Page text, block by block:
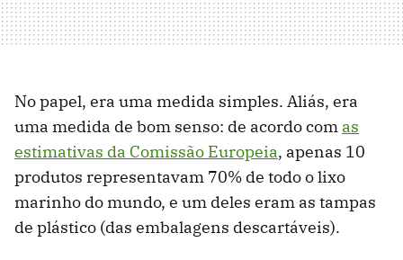
No papel, era uma medida simples. Aliás, era
uma medida de bom senso: de acordo com as
estimativas da Comissão Europeia, apenas 10
produtos representavam 70% de todo o lixo
marinho do mundo, e um deles eram as tampas
de plástico (das embalagens descartáveis).